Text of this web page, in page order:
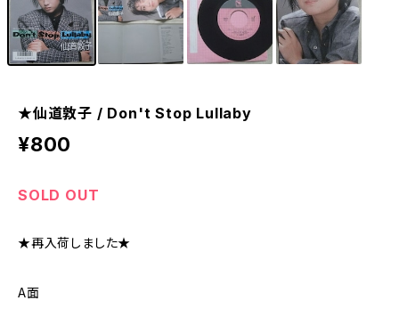
★仙道敦子 / Don't Stop Lullaby
¥800
SOLD OUT
★再入荷しました★
A面